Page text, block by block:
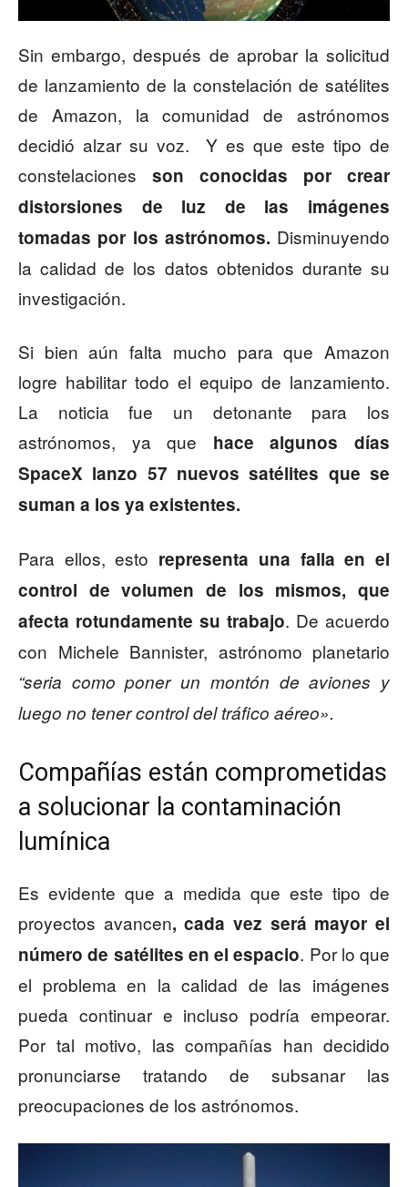
Sin embargo, después de aprobar la solicitud
de lanzamiento de la constelación de satélites
de Amazon, la comunidad de astrónomos
decidió alzar su voz. Y es que este tipo de
constelaciones son conocidas por crear
distorsiones de luz de las imágenes
tomadas por los astrónomos. Disminuyendo
la calidad de los datos obtenidos durante su
investigación.
Si bien aún falta mucho para que Amazon
logre habilitar todo el equipo de lanzamiento.
La noticia fue un detonante para los
astrónomos, ya que hace algunos días
SpaceX lanzo 57 nuevos satélites que se
suman a los ya existentes.
Para ellos, esto representa una falla en el
control de volumen de los mismos, que
afecta rotundamente su trabajo. De acuerdo
con Michele Bannister, astrónomo planetario
“seria como poner un montón de aviones y
luego no tener control del tráfico aéreo».
Compañías están comprometidas
a solucionar la contaminación
lumínica
Es evidente que a medida que este tipo de
proyectos avancen, cada vez será mayor el
número de satélites en el espacio. Por lo que
el problema en la calidad de las imágenes
pueda continuar e incluso podría empeorar.
Por tal motivo, las compañías han decidido
pronunciarse tratando de subsanar las
preocupaciones de los astrónomos.